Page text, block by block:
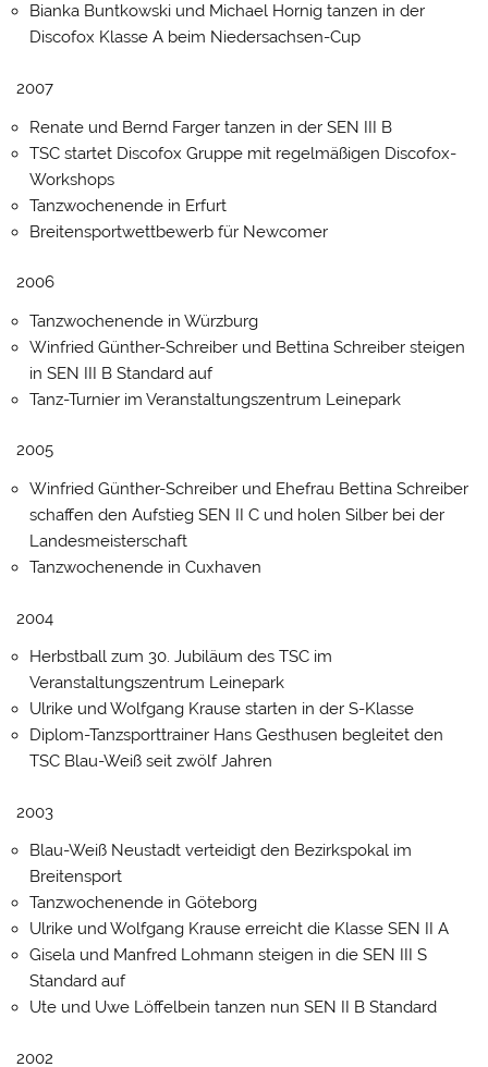
Bianka Buntkowski und Michael Hornig tanzen in der
Discofox Klasse A beim Niedersachsen-Cup
2007
Renate und Bernd Farger tanzen in der SEN III B
TSC startet Discofox Gruppe mit regelmäßigen Discofox-
Workshops
Tanzwochenende in Erfurt
Breitensportwettbewerb für Newcomer
2006
Tanzwochenende in Würzburg
Winfried Günther-Schreiber und Bettina Schreiber steigen
in SEN III B Standard auf
Tanz-Turnier im Veranstaltungszentrum Leinepark
2005
Winfried Günther-Schreiber und Ehefrau Bettina Schreiber
schaffen den Aufstieg SEN II C und holen Silber bei der
Landesmeisterschaft
Tanzwochenende in Cuxhaven
2004
Herbstball zum 30. Jubiläum des TSC im
Veranstaltungszentrum Leinepark
Ulrike und Wolfgang Krause starten in der S-Klasse
Diplom-Tanzsporttrainer Hans Gesthusen begleitet den
TSC Blau-Weiß seit zwölf Jahren
2003
Blau-Weiß Neustadt verteidigt den Bezirkspokal im
Breitensport
Tanzwochenende in Göteborg
Ulrike und Wolfgang Krause erreicht die Klasse SEN II A
Gisela und Manfred Lohmann steigen in die SEN III S
Standard auf
Ute und Uwe Löffelbein tanzen nun SEN II B Standard
2002